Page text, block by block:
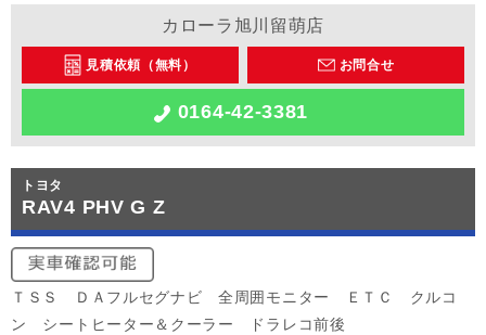
カローラ旭川留萌店
見積依頼（無料） お問合せ
0164-42-3381
トヨタ
RAV4 PHV G Z
ＴＳＳ ＤＡフルセグナビ 全周囲モニター ＥＴＣ クルコ
ン シートヒーター＆クーラー ドラレコ前後